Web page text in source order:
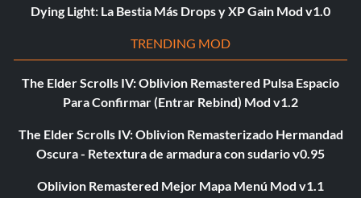
Dying Light: La Bestia Más Drops y XP Gain Mod v1.0
TRENDING MOD
The Elder Scrolls IV: Oblivion Remastered Pulsa Espacio
Para Confirmar (Entrar Rebind) Mod v1.2
The Elder Scrolls IV: Oblivion Remasterizado Hermandad
Oscura - Retextura de armadura con sudario v0.95
Oblivion Remastered Mejor Mapa Menú Mod v1.1